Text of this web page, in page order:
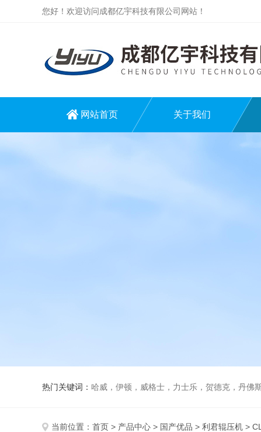
您好！欢迎访问成都亿宇科技有限公司网站！
网站首页 关于我们
热门关键词： 哈威，伊顿，威格士，力士乐，贺德克，丹佛
当前位置： 首页 > 产品中心 > 国产优品 > 利君辊压机 >